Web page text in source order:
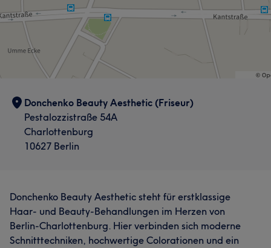
Donchenko Beauty Aesthetic (Friseur)
Pestalozzistraße 54A
Charlottenburg
10627 Berlin
Donchenko Beauty Aesthetic steht für erstklassige
Haar- und Beauty-Behandlungen im Herzen von
Berlin-Charlottenburg. Hier verbinden sich moderne
Schnitttechniken, hochwertige Colorationen und ein